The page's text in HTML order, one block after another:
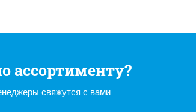
ассортименту?
свяжутся с вами